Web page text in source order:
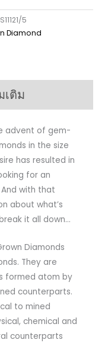
5
Diamond
เติม
advent of gem-
in the size
has resulted in
for an
with that
about what’s
it all down…
Diamonds
They are
formed atom by
counterparts.
to mined
chemical and
counterparts